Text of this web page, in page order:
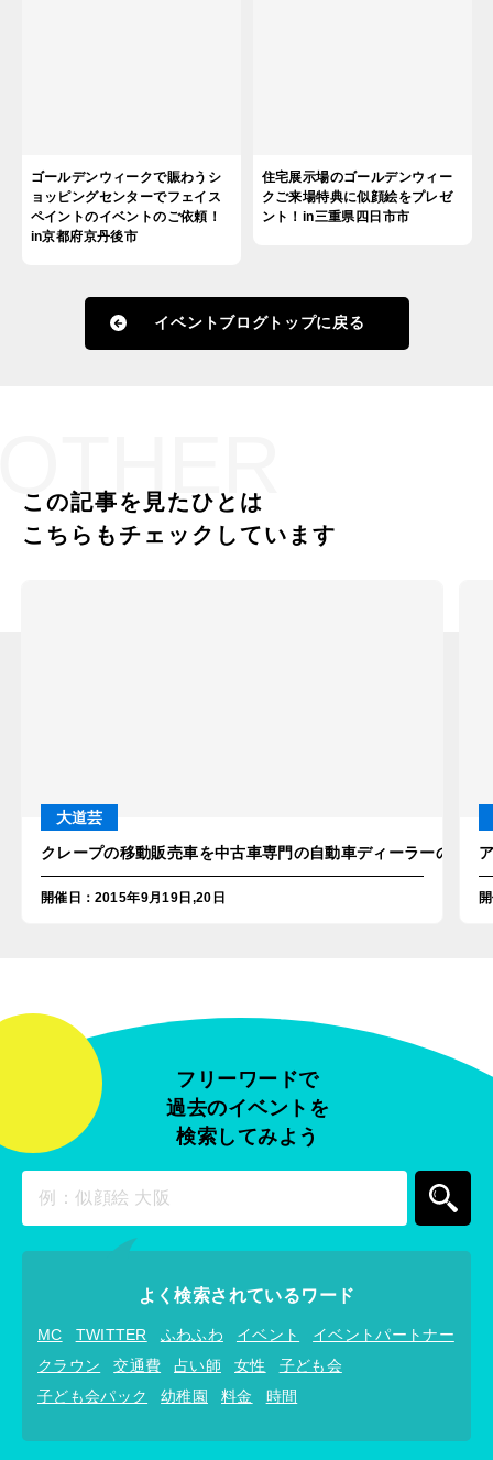
ゴールデンウィークで賑わうシ
ョッピングセンターでフェイス
ペイントのイベントのご依頼！
in京都府京丹後市
住宅展示場のゴールデンウィー
クご来場特典に似顔絵をプレゼ
ント！in三重県四日市市
イベントブログトップに戻る
この記事を見たひとは
こちらもチェックしています
大道芸
クレープの移動販売車を中古車専門の自動車ディーラーのシ
開催日 ：2015年9月19日,20日
フリーワードで
過去のイベントを
検索してみよう
よく検索されているワード
MC TWITTER ふわふわ イベント
イベントパートナー
クラウン
交通費 占い師 女性
子ども会
子ども会パック
幼稚園 料金 時間